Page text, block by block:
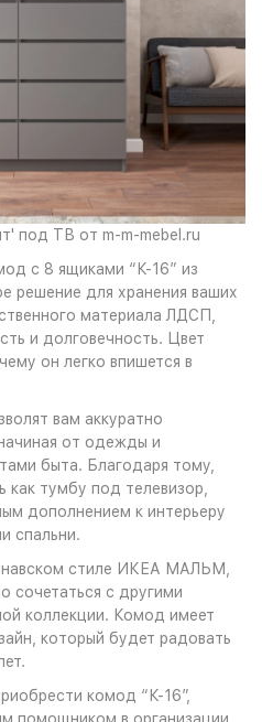
под ТВ от m-m-mebel.ru
с 8 ящиками “К-16” из
решение для хранения ваших
материала ЛДСП,
и долговечность. Цвет
он легко впишется в
вам аккуратно
от одежды и
быта. Благодаря тому,
тумбу под телевизор,
дополнением к интерьеру
спальни.
стиле ИКЕА МАЛЬМ,
сочетаться с другими
коллекции. Комод имеет
который будет радовать
комод “К-16”,